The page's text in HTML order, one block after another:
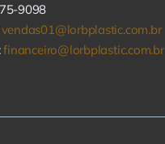
9098
vendas01@lorbplastic.com.br
financeiro@lorbplastic.com.br